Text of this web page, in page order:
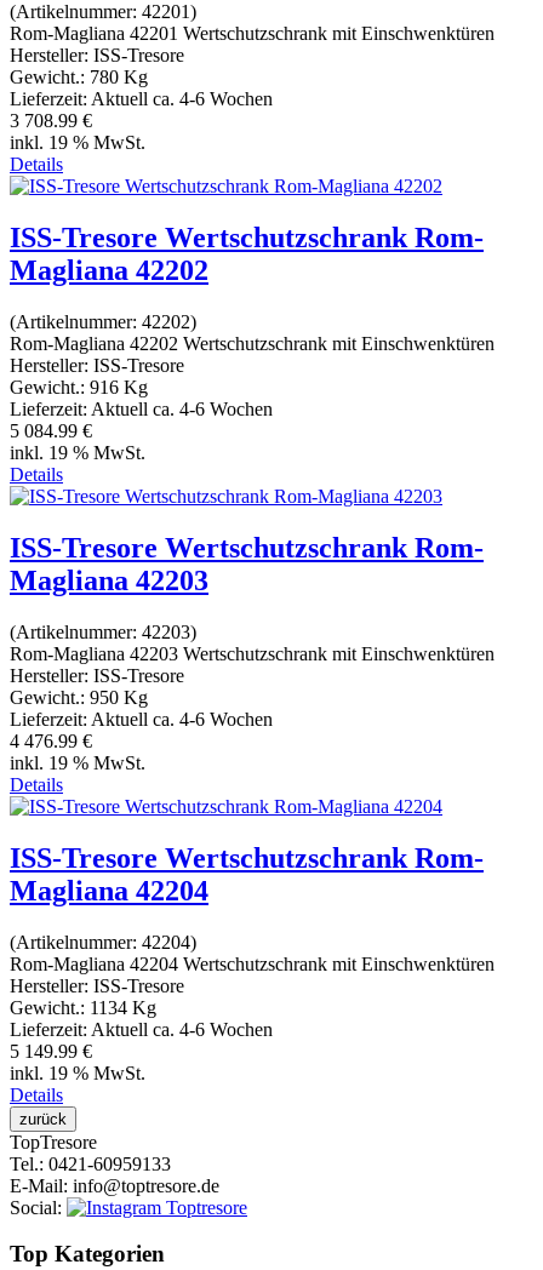
(Artikelnummer: 42201)
Rom-Magliana 42201 Wertschutzschrank mit Einschwenktüren
Hersteller: ISS-Tresore
Gewicht.: 780 Kg
Lieferzeit: Aktuell ca. 4-6 Wochen
3 708.99 €
inkl. 19 % MwSt.
Details
ISS-Tresore Wertschutzschrank Rom-
Magliana 42202
(Artikelnummer: 42202)
Rom-Magliana 42202 Wertschutzschrank mit Einschwenktüren
Hersteller: ISS-Tresore
Gewicht.: 916 Kg
Lieferzeit: Aktuell ca. 4-6 Wochen
5 084.99 €
inkl. 19 % MwSt.
Details
ISS-Tresore Wertschutzschrank Rom-
Magliana 42203
(Artikelnummer: 42203)
Rom-Magliana 42203 Wertschutzschrank mit Einschwenktüren
Hersteller: ISS-Tresore
Gewicht.: 950 Kg
Lieferzeit: Aktuell ca. 4-6 Wochen
4 476.99 €
inkl. 19 % MwSt.
Details
ISS-Tresore Wertschutzschrank Rom-
Magliana 42204
(Artikelnummer: 42204)
Rom-Magliana 42204 Wertschutzschrank mit Einschwenktüren
Hersteller: ISS-Tresore
Gewicht.: 1134 Kg
Lieferzeit: Aktuell ca. 4-6 Wochen
5 149.99 €
inkl. 19 % MwSt.
Details
TopTresore
Tel.: 0421-60959133
E-Mail: info@toptresore.de
Social:
Top Kategorien